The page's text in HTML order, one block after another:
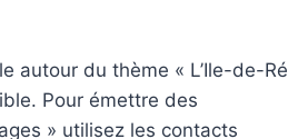
autour du thème « L’Ile-de-Ré
Pour émettre des
» utilisez les contacts